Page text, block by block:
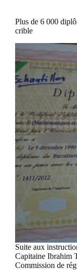
Plus de 6 000
crible
Suite aux
Capitaine Ibrahim
Commission de